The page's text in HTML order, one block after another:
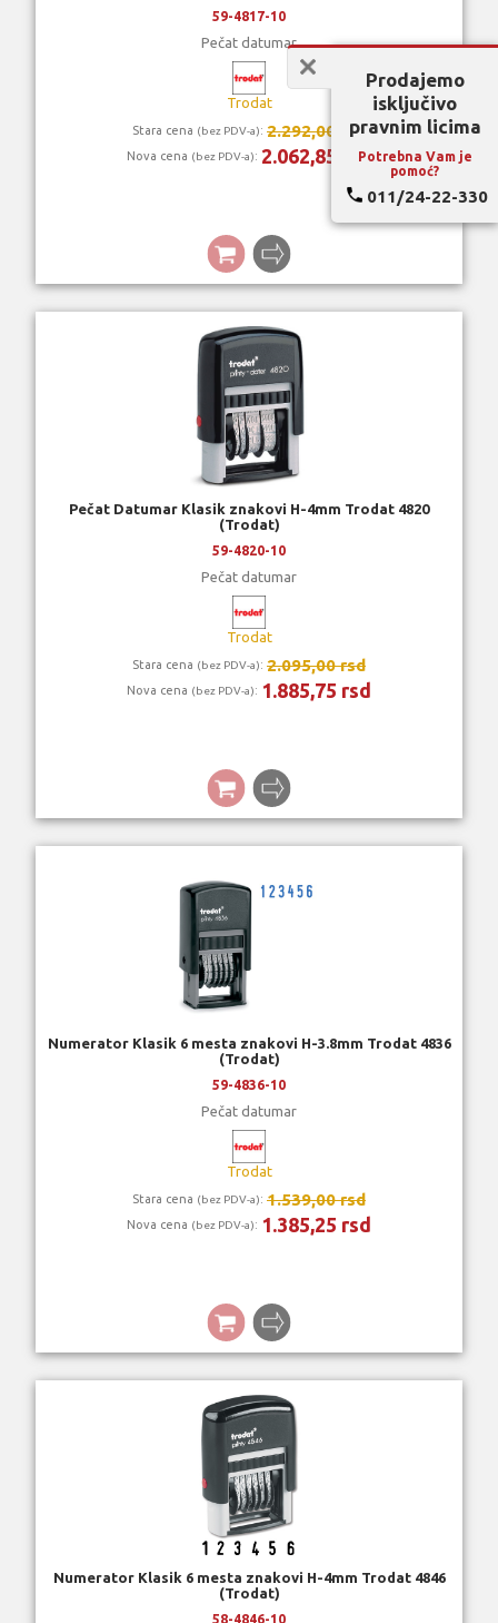
59-4817-10
Pečat datumar
Trodat
Stara cena (bez PDV-a): 2.292,00 rsd
Nova cena (bez PDV-a): 2.062,85 rsd
Pečat Datumar Klasik znakovi H-4mm Trodat 4820
(Trodat)
59-4820-10
Pečat datumar
Trodat
Stara cena (bez PDV-a): 2.095,00 rsd
Nova cena (bez PDV-a): 1.885,75 rsd
Numerator Klasik 6 mesta znakovi H-3.8mm Trodat 4836
(Trodat)
59-4836-10
Pečat datumar
Trodat
Stara cena (bez PDV-a): 1.539,00 rsd
Nova cena (bez PDV-a): 1.385,25 rsd
Numerator Klasik 6 mesta znakovi H-4mm Trodat 4846
(Trodat)
58-4846-10
Prodajemo
isključivo
pravnim licima
Potrebna Vam je
pomoć?
011/24-22-330